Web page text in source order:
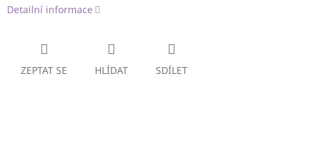
Detailní informace
ZEPTAT SE HLÍDAT SDÍLET